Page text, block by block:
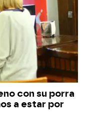
con su porra
a estar por